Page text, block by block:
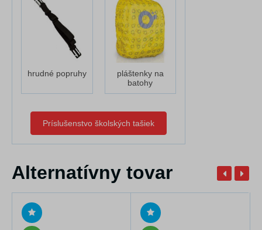
hrudné popruhy
pláštenky na
batohy
Príslušenstvo školských tašiek
Alternatívny tovar